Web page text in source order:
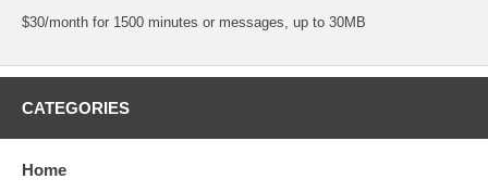
$30/month for 1500 minutes or messages, up to 30MB
CATEGORIES
Home